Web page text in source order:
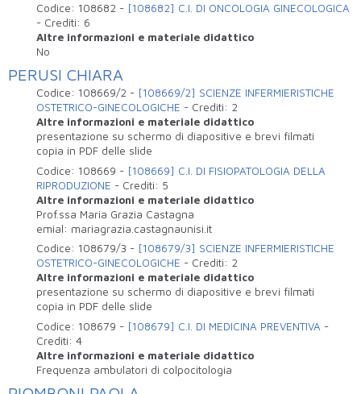
Codice: 108682 - [108682] C.I. DI ONCOLOGIA GINECOLOGICA
- Crediti: 6
Altre informazioni e materiale didattico
No
PERUSI CHIARA
Codice: 108669/2 - [108669/2] SCIENZE INFERMIERISTICHE
OSTETRICO-GINECOLOGICHE - Crediti: 2
Altre informazioni e materiale didattico
presentazione su schermo di diapositive e brevi filmati
copia in PDF delle slide
Codice: 108669 - [108669] C.I. DI FISIOPATOLOGIA DELLA
RIPRODUZIONE - Crediti: 5
Altre informazioni e materiale didattico
Prof.ssa Maria Grazia Castagna
emial: mariagrazia.castagnaunisi.it
Codice: 108679/3 - [108679/3] SCIENZE INFERMIERISTICHE
OSTETRICO-GINECOLOGICHE - Crediti: 2
Altre informazioni e materiale didattico
presentazione su schermo di diapositive e brevi filmati
copia in PDF delle slide
Codice: 108679 - [108679] C.I. DI MEDICINA PREVENTIVA -
Crediti:4
Altre informazioni e materiale didattico
Frequenza ambulatori di colpocitologia